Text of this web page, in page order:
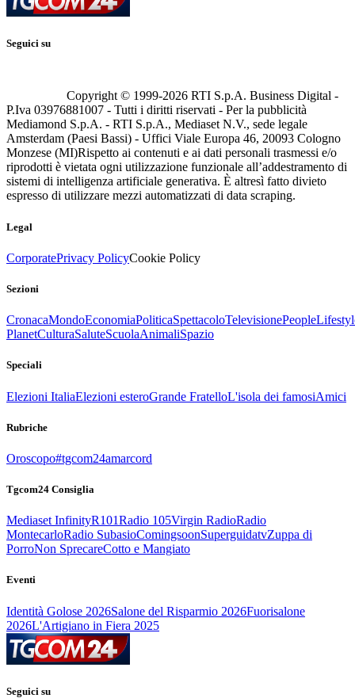
Seguici su
Copyright © 1999-2026 RTI S.p.A. Business Digital -
P.Iva 03976881007 - Tutti i diritti riservati - Per la pubblicità
Mediamond S.p.A. - RTI S.p.A., Mediaset N.V., sede legale
Amsterdam (Paesi Bassi) - Uffici Viale Europa 46, 20093 Cologno
Monzese (MI)Rispetto ai contenuti e ai dati personali trasmessi e/o
riprodotti è vietata ogni utilizzazione funzionale all’addestramento di
sistemi di intelligenza artificiale generativa. È altresì fatto divieto
espresso di utilizzare mezzi automatizzati di data scraping.
Legal
CorporatePrivacy PolicyCookie Policy
Sezioni
CronacaMondoEconomiaPoliticaSpettacoloTelevisionePeople
PlanetCulturaSaluteScuolaAnimaliSpazio
Speciali
Elezioni ItaliaElezioni esteroGrande FratelloL'isola dei famosiAmici
Rubriche
Oroscopo#tgcom24amarcord
Tgcom24 Consiglia
Mediaset InfinityR101Radio 105Virgin RadioRadio
MontecarloRadio SubasioComingsoonSuperguidatvZuppa di
PorroNon SprecareCotto e Mangiato
Eventi
Identità Golose 2026Salone del Risparmio 2026Fuorisalone
2026L'Artigiano in Fiera 2025
Seguici su